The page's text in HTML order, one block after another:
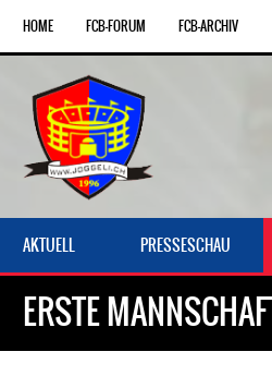
HOME FCB-FORUM FCB-ARCHIV
AKTUELL PRESSESCHAU
ERSTE